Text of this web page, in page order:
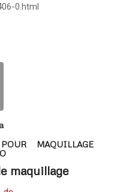
0.html
MAQUILLAGE
maquillage